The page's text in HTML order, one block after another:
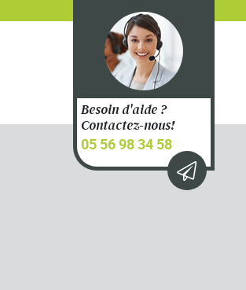
Besoin d'aide ?
Contactez-nous!
05 56 98 34 58